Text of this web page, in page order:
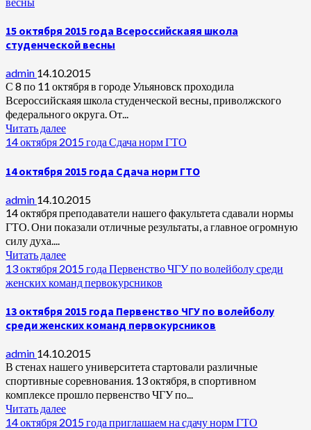
15 октября 2015 года Всероссийскаяя школа
студенческой весны
admin 14.10.2015
С 8 по 11 октября в городе Ульяновск проходила
Всероссийскаяя школа студенческой весны, приволжского
федерального округа. От...
Читать далее
14 октября 2015 года Сдача норм ГТО
14 октября 2015 года Сдача норм ГТО
admin 14.10.2015
14 октября преподаватели нашего факультета сдавали нормы
ГТО. Они показали отличные результаты, а главное огромную
силу духа....
Читать далее
13 октября 2015 года Первенство ЧГУ по волейболу среди
женских команд первокурсников
13 октября 2015 года Первенство ЧГУ по волейболу
среди женских команд первокурсников
admin 14.10.2015
В стенах нашего университета стартовали различные
спортивные соревнования. 13 октября, в спортивном
комплексе прошло первенство ЧГУ по...
Читать далее
14 октября 2015 года приглашаем на сдачу норм ГТО